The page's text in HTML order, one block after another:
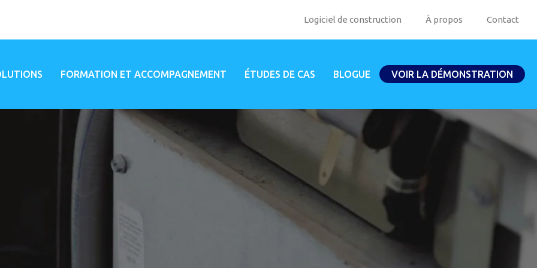
Logiciel de construction À propos Contact
FORMATION ET ACCOMPAGNEMENT ÉTUDES DE CAS BLOGUE VOIR LA DÉMONSTRATION